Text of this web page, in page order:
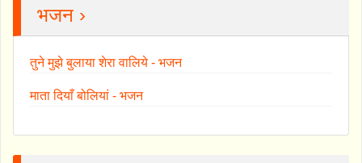
भजन ›
तुने मुझे बुलाया शेरा वालिये - भजन
माता दियाँ बोलियां - भजन